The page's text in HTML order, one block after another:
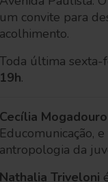
um convite para
acolhimento.
Toda última sexta-
19h.
Cecília Mogadouro
Educomunicação,
antropologia da
Nathalia Triveloni